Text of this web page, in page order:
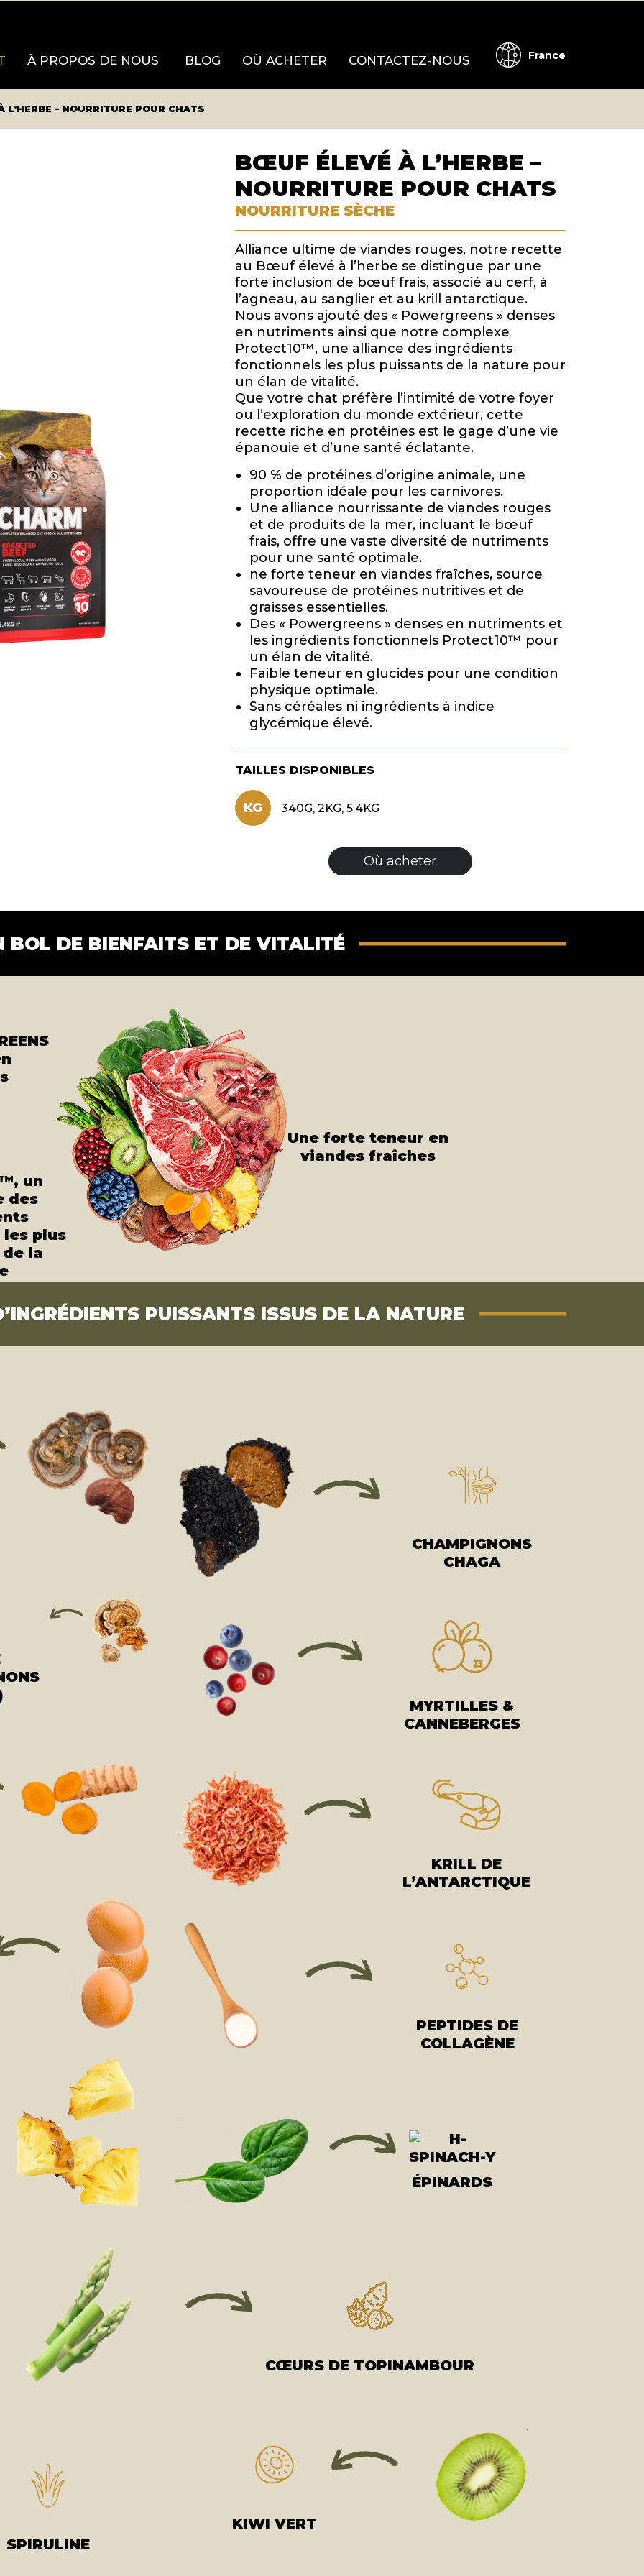
À PROPOS DE NOUS BLOG OÙ ACHETER CONTACTEZ-NOUS France
– NOURRITURE POUR CHATS
BŒUF ÉLEVÉ À L’HERBE –
NOURRITURE POUR CHATS
NOURRITURE SÈCHE
Alliance ultime de viandes rouges, notre recette
au Bœuf élevé à l’herbe se distingue par une
forte inclusion de bœuf frais, associé au cerf, à
l’agneau, au sanglier et au krill antarctique.
Nous avons ajouté des « Powergreens » denses
en nutriments ainsi que notre complexe
Protect10™, une alliance des ingrédients
fonctionnels les plus puissants de la nature pour
un élan de vitalité.
Que votre chat préfère l’intimité de votre foyer
ou l’exploration du monde extérieur, cette
recette riche en protéines est le gage d’une vie
épanouie et d’une santé éclatante.
90 % de protéines d’origine animale, une
proportion idéale pour les carnivores.
Une alliance nourrissante de viandes rouges
et de produits de la mer, incluant le bœuf
frais, offre une vaste diversité de nutriments
pour une santé optimale.
ne forte teneur en viandes fraîches, source
savoureuse de protéines nutritives et de
graisses essentielles.
Des « Powergreens » denses en nutriments et
les ingrédients fonctionnels Protect10™ pour
un élan de vitalité.
Faible teneur en glucides pour une condition
physique optimale.
Sans céréales ni ingrédients à indice
glycémique élevé.
TAILLES DISPONIBLES
KG 340G, 2KG, 5.4KG
Où acheter
BOL DE BIENFAITS ET DE VITALITÉ
Une forte teneur en
viandes fraîches
un
des
plus
la
PUISSANTS ISSUS DE LA NATURE
CHAMPIGNONS
CHAGA
MYRTILLES &
CANNEBERGES
KRILL DE
L’ANTARCTIQUE
PEPTIDES DE
COLLAGÈNE
ÉPINARDS
CŒURS DE TOPINAMBOUR
KIWI VERT
SPIRULINE